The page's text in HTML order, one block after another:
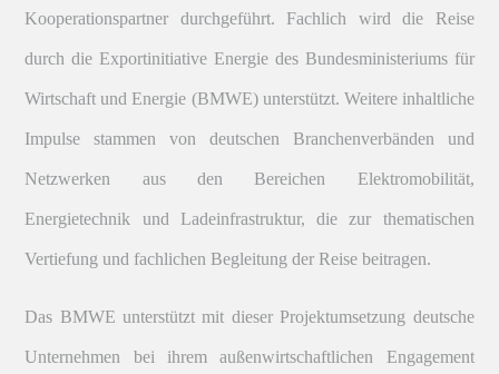
Kooperationspartner durchgeführt. Fachlich wird die Reise
durch die Exportinitiative Energie des Bundesministeriums für
Wirtschaft und Energie (BMWE) unterstützt. Weitere inhaltliche
Impulse stammen von deutschen Branchenverbänden und
Netzwerken aus den Bereichen Elektromobilität,
Energietechnik und Ladeinfrastruktur, die zur thematischen
Vertiefung und fachlichen Begleitung der Reise beitragen.
Das BMWE unterstützt mit dieser Projektumsetzung deutsche
Unternehmen bei ihrem außenwirtschaftlichen Engagement